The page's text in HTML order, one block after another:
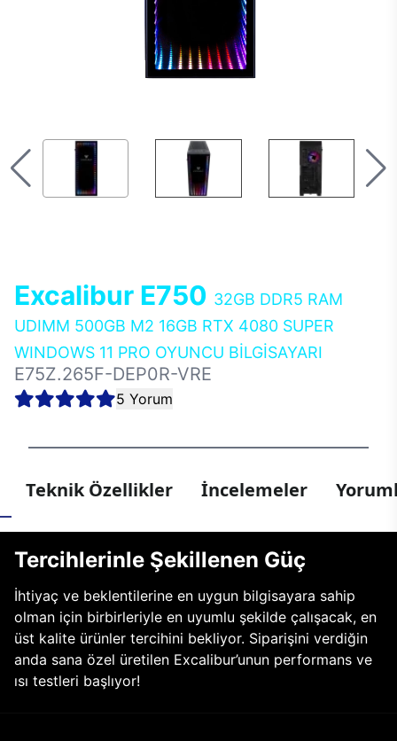
Excalibur E750 32GB DDR5 RAM
UDIMM 500GB M2 16GB RTX 4080 SUPER
WINDOWS 11 PRO OYUNCU BİLGİSAYARI
E75Z.265F-DEP0R-VRE
5 Yorum
Teknik Özellikler İncelemeler
Tercihlerinle Şekillenen Güç
İhtiyaç ve beklentilerine en uygun bilgisayara sahip
olman için birbirleriyle en uyumlu şekilde çalışacak, en
üst kalite ürünler tercihini bekliyor. Siparişini verdiğin
anda sana özel üretilen Excalibur’unun performans ve
ısı testleri başlıyor!